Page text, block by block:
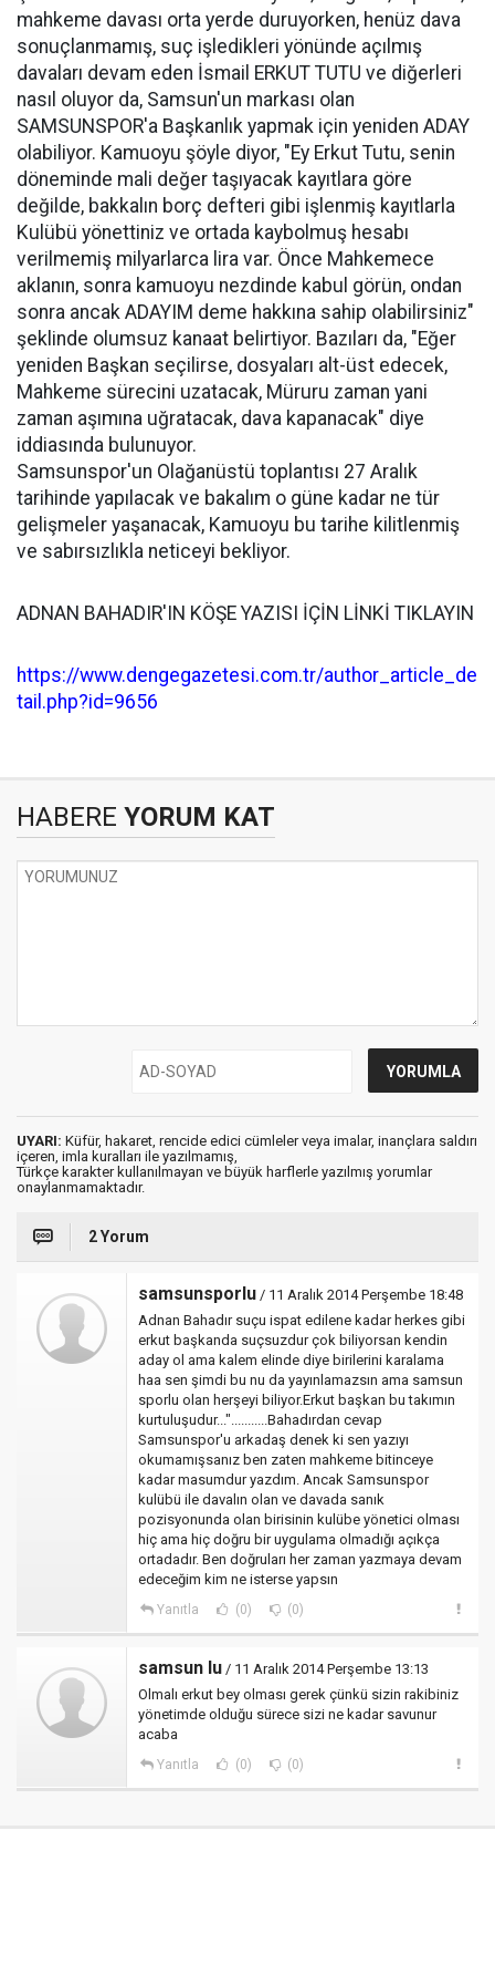
mahkeme davası orta yerde duruyorken, henüz dava
sonuçlanmamış, suç işledikleri yönünde açılmış
davaları devam eden İsmail ERKUT TUTU ve diğerleri
nasıl oluyor da, Samsun'un markası olan
SAMSUNSPOR'a Başkanlık yapmak için yeniden ADAY
olabiliyor. Kamuoyu şöyle diyor, "Ey Erkut Tutu, senin
döneminde mali değer taşıyacak kayıtlara göre
değilde, bakkalın borç defteri gibi işlenmiş kayıtlarla
Kulübü yönettiniz ve ortada kaybolmuş hesabı
verilmemiş milyarlarca lira var. Önce Mahkemece
aklanın, sonra kamuoyu nezdinde kabul görün, ondan
sonra ancak ADAYIM deme hakkına sahip olabilirsiniz"
şeklinde olumsuz kanaat belirtiyor. Bazıları da, "Eğer
yeniden Başkan seçilirse, dosyaları alt-üst edecek,
Mahkeme sürecini uzatacak, Müruru zaman yani
zaman aşımına uğratacak, dava kapanacak" diye
iddiasında bulunuyor.
Samsunspor'un Olağanüstü toplantısı 27 Aralık
tarihinde yapılacak ve bakalım o güne kadar ne tür
gelişmeler yaşanacak, Kamuoyu bu tarihe kilitlenmiş
ve sabırsızlıkla neticeyi bekliyor.
ADNAN BAHADIR'IN KÖŞE YAZISI İÇİN LİNKİ TIKLAYIN
https://www.dengegazetesi.com.tr/author_article_de
tail.php?id=9656
HABERE YORUM KAT
UYARI: Küfür, hakaret, rencide edici cümleler veya imalar, inançlara saldırı
içeren, imla kuralları ile yazılmamış,
Türkçe karakter kullanılmayan ve büyük harflerle yazılmış yorumlar
onaylanmamaktadır.
2 Yorum
samsunsporlu / 11 Aralık 2014 Perşembe 18:48
Adnan Bahadır suçu ispat edilene kadar herkes gibi
erkut başkanda suçsuzdur çok biliyorsan kendin
aday ol ama kalem elinde diye birilerini karalama
haa sen şimdi bu nu da yayınlamazsın ama samsun
sporlu olan herşeyi biliyor.Erkut başkan bu takımın
kurtuluşudur..."...........Bahadırdan cevap
Samsunspor'u arkadaş denek ki sen yazıyı
okumamışsanız ben zaten mahkeme bitinceye
kadar masumdur yazdım. Ancak Samsunspor
kulübü ile davalın olan ve davada sanık
pozisyonunda olan birisinin kulübe yönetici olması
hiç ama hiç doğru bir uygulama olmadığı açıkça
ortadadır. Ben doğruları her zaman yazmaya devam
edeceğim kim ne isterse yapsın
Yanıtla (0) (0)
samsun lu / 11 Aralık 2014 Perşembe 13:13
Olmalı erkut bey olması gerek çünkü sizin rakibiniz
yönetimde olduğu sürece sizi ne kadar savunur
acaba
Yanıtla (0) (0)